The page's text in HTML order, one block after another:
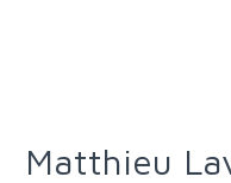
Matthieu